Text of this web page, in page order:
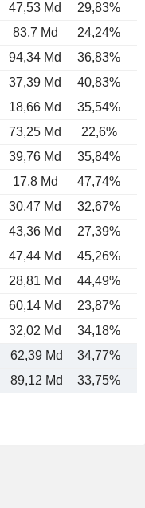
47,53 Md 29,83%
83,7 Md 24,24%
94,34 Md 36,83%
37,39 Md 40,83%
18,66 Md 35,54%
73,25 Md 22,6%
39,76 Md 35,84%
17,8 Md 47,74%
30,47 Md 32,67%
43,36 Md 27,39%
47,44 Md 45,26%
28,81 Md 44,49%
60,14 Md 23,87%
32,02 Md 34,18%
62,39 Md 34,77%
89,12 Md 33,75%